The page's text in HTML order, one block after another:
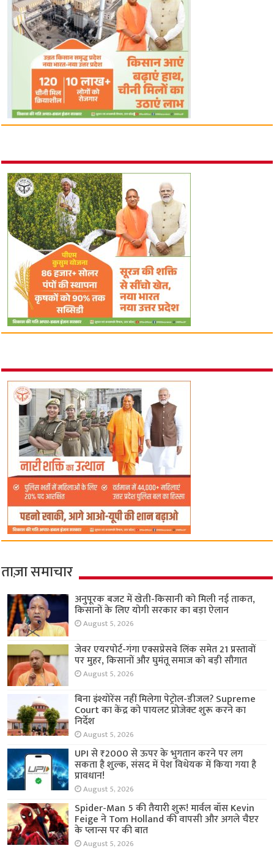
ताज़ा समाचार
अनुपूरक बजट में खेती-किसानी को मिली नई ताकत,
किसानों के लिए योगी सरकार का बड़ा ऐलान
August 5, 2026
जेवर एयरपोर्ट-गंगा एक्सप्रेसवे लिंक समेत 21 प्रस्तावों
पर मुहर, किसानों और घुमंतू समाज को बड़ी सौगात
August 5, 2026
बिना इंश्योरेंस नहीं मिलेगा पेट्रोल-डीजल? Supreme
Court का केंद्र को पायलट प्रोजेक्ट शुरू करने का
निर्देश
August 5, 2026
UPI से ₹2000 से ऊपर के भुगतान करने पर लग
सकता है शुल्क, संसद में पेश विधेयक में किया गया है
प्रावधान!
August 5, 2026
Spider-Man 5 की तैयारी शुरू! मार्वल बॉस Kevin
Feige ने Tom Holland की वापसी और अगले चैप्टर
के प्लान्स पर की बात
August 5, 2026